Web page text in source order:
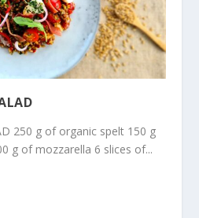
250 g of organic spelt 150 g
g of mozzarella 6 slices of...